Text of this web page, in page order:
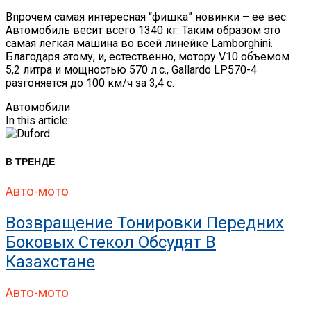
Впрочем самая интересная “фишка” новинки – ее вес.
Автомобиль весит всего 1340 кг. Таким образом это
самая легкая машина во всей линейке Lamborghini.
Благодаря этому, и, естественно, мотору V10 объемом
5,2 литра и мощностью 570 л.с., Gallardo LP570-4
разгоняется до 100 км/ч за 3,4 с.
Автомобили
In this article:
В ТРЕНДЕ
Авто-мото
Возвращение Тонировки Передних
Боковых Стекол Обсудят В
Казахстане
Авто-мото